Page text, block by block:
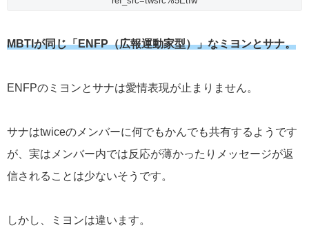
MBTIが同じ「ENFP（広報運動家型）」なミヨンとサナ。
ENFPのミヨンとサナは愛情表現が止まりません。
サナはtwiceのメンバーに何でもかんでも共有するようです
が、実はメンバー内では反応が薄かったりメッセージが返
信されることは少ないそうです。
しかし、ミヨンは違います。